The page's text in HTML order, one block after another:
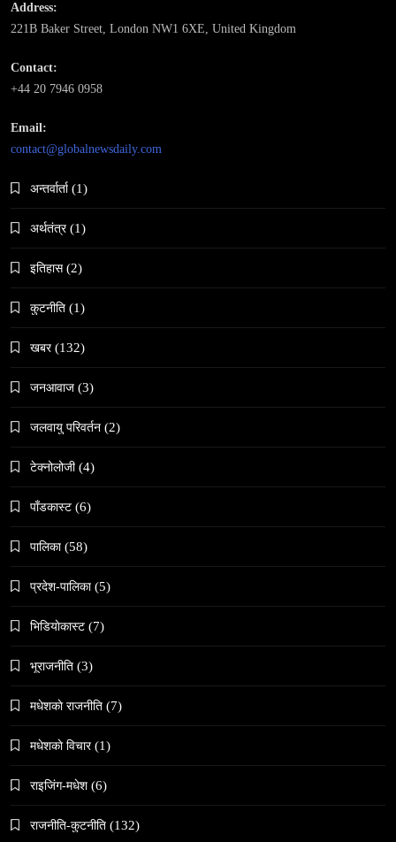
February 19, 2026
हुम्लामा चैतलो पर्वको रौनक, सांस्कृतिक कार्यक्रम सम्पन्न
Address:
221B Baker Street, London NW1 6XE, United Kingdom
Contact:
+44 20 7946 0958
Email:
contact@globalnewsdaily.com
अन्तर्वार्ता (1)
अर्थतंत्र (1)
इतिहास (2)
कुटनीति (1)
खबर (132)
जनआवाज (3)
जलवायु परिवर्तन (2)
टेक्नोलोजी (4)
पाँडकास्ट (6)
पालिका (58)
प्रदेश-पालिका (5)
भिडियाेकास्ट (7)
भूराजनीति (3)
मधेशकाे राजनीति (7)
मधेशकाे विचार (1)
राइजिंग-मधेश (6)
राजनीति-कुटनीति (132)